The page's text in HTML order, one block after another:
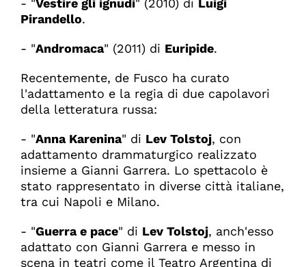
Pirandello.
- "Andromaca" (2011) di Euripide.
Recentemente, de Fusco ha curato
l'adattamento e la regia di due capolavori
della letteratura russa:
- "Anna Karenina" di Lev Tolstoj, con
adattamento drammaturgico realizzato
insieme a Gianni Garrera. Lo spettacolo è
stato rappresentato in diverse città italiane,
tra cui Napoli e Milano.
- "Guerra e pace" di Lev Tolstoj, anch'esso
adattato con Gianni Garrera e messo in
scena in teatri come il Teatro Argentina di